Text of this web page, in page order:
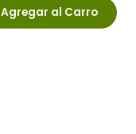
Agregar al Carro